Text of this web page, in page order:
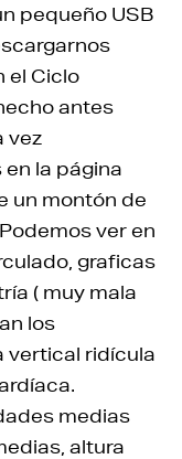
pequeño USB
el Ciclo
antes
vez
la página
un montón de
ver en
graficas
( muy mala
los
vertical ridícula
medias
altura